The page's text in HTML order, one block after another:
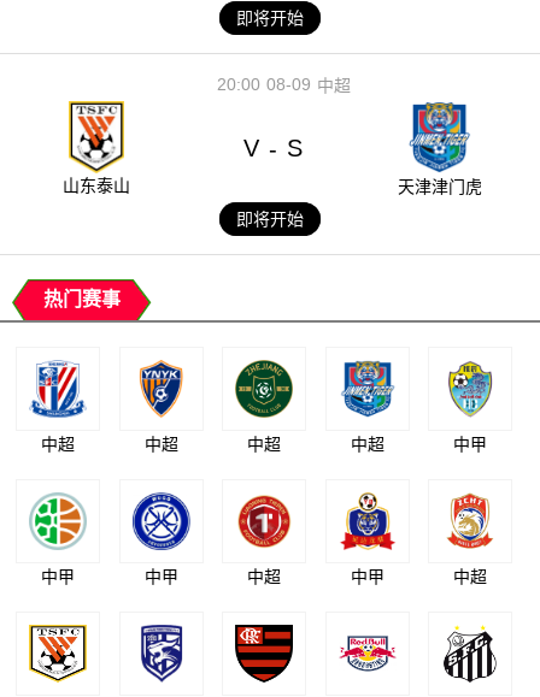
即将开始
08-09
20:00 中超
山东泰山
V - S
天津津门虎
即将开始
热门赛事
中超 中超 中超 中超 中甲
中甲 中甲 中超 中甲 中超